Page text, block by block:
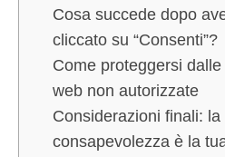
Cosa succede dopo
cliccato su “Consenti”?
Come proteggersi
web non autorizzate
Considerazioni finali: la
consapevolezza è la